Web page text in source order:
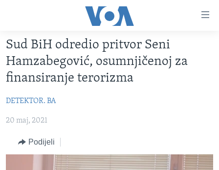
glavni
sadržaj
Pređi
na
glavnu
Idi
pretragu
VIDEO
FOTOGRAFIJE DANA
VIJESTI
SJEDINJENE AMERIČKE DRŽAVE
BOSNA I HERCEGOVINA
NAUKA I TEHNOLOGIJA
SPECIJALNI PROJEKTI
KORUPCIJA
Sud BiH odredio pritvor Seni
Hamzabegović, osumnjičenoj za
finansiranje terorizma
DETEKTOR. BA
20 maj, 2021
Podijeli